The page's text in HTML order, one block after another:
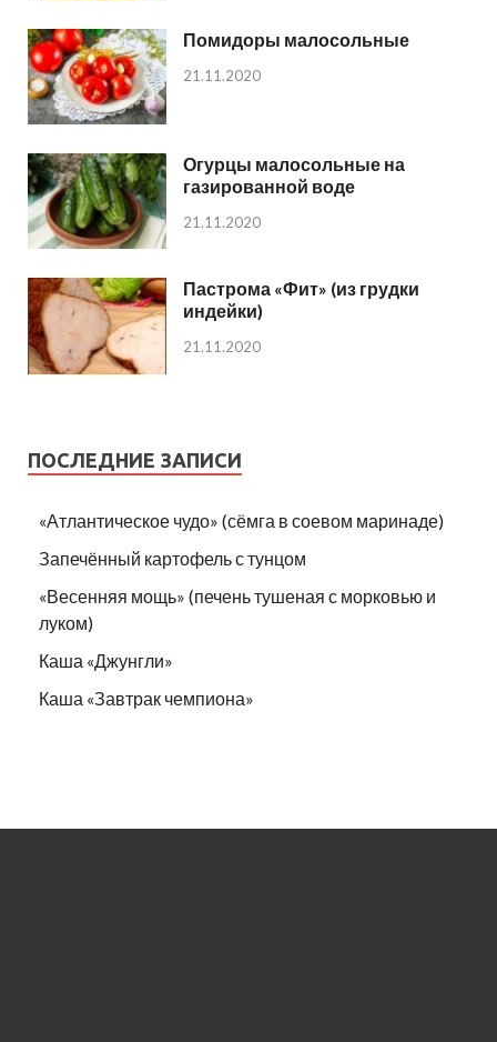
Помидоры малосольные
21.11.2020
Огурцы малосольные на
газированной воде
21.11.2020
Пастрома «Фит» (из грудки
индейки)
21.11.2020
ПОСЛЕДНИЕ ЗАПИСИ
«Атлантическое чудо» (сёмга в соевом маринаде)
Запечённый картофель с тунцом
«Весенняя мощь» (печень тушеная с морковью и
луком)
Каша «Джунгли»
Каша «Завтрак чемпиона»